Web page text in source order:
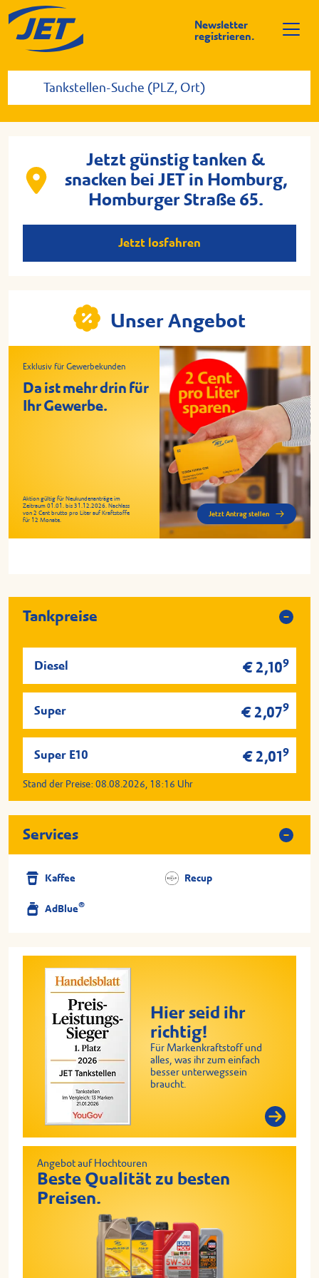
Newsletter
registrieren.
Jetzt günstig tanken &
snacken bei JET in Homburg,
Homburger Straße 65.
Jetzt losfahren
Unser Angebot
Exklusiv für Gewerbekunden
Da ist mehr drin für
Ihr Gewerbe.
Aktion gültig für Neukundenanträge im
Zeitraum 01.01. bis 31.12.2026. Nachlass
von 2 Cent brutto pro Liter auf Kraftstoffe
für 12 Monate.
Jetzt Antrag stellen
Tankpreise
Diesel € 2,109
Super € 2,079
Super E10 € 2,019
Stand der Preise: 08.08.2026, 18:16 Uhr
Services
Kaffee Recup
AdBlue®
Hier seid ihr
richtig!
Für Markenkraftstoff und
alles, was ihr zum einfach
besser unterwegssein
braucht.
Angebot auf Hochtouren
Beste Qualität zu besten
Preisen.